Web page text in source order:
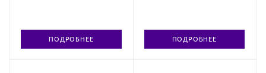
ПОДРОБНЕЕ ПОДРОБНЕЕ